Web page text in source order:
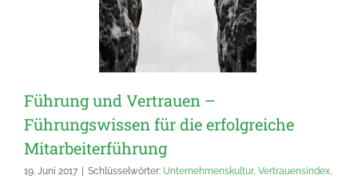
Führung und Vertrauen –
Führungswissen für die erfolgreiche
Mitarbeiterführung
19. Juni 2017 Schlüsselwörter: Unternehmenskultur, Vertrauensindex,